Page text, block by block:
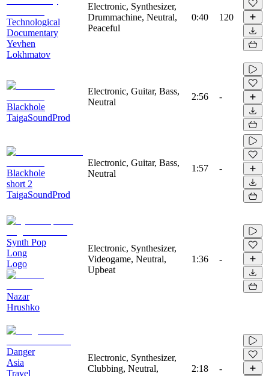
Technological
Documentary
Yevhen
Lokhmatov
Electronic, Synthesizer,
Drummachine, Neutral,
Peaceful
0:40 120
Blackhole
TaigaSoundProd
Electronic, Guitar, Bass,
Neutral
2:56 -
Blackhole
short 2
TaigaSoundProd
Electronic, Guitar, Bass,
Neutral
1:57 -
Synth Pop
Long
Logo
Nazar
Hrushko
Electronic, Synthesizer,
Videogame, Neutral,
Upbeat
1:36 -
Danger
Asia
Travel
Electronic, Synthesizer,
Clubbing, Neutral,
2:18 -